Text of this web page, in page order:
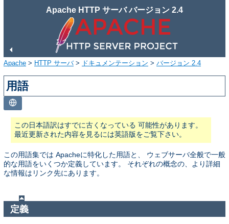
Apache HTTP サーバ バージョン 2.4
Apache > HTTP サーバ> ドキュメンテーション > バージョン 2.4
用語
この日本語訳はすでに古くなっている 可能性があります。
最近更新された内容を見るには英語版をご覧下さい。
この用語集では Apacheに特化した用語と、 ウェブサーバ全般で一般
的な用語をいくつか定義しています。 それぞれの概念の、より詳細
な情報はリンク先にあります。
定義